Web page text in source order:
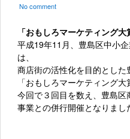
No comment
「おもしろマーケティング
平成19年11月、豊島区中小
は、
商店街の活性化を目的とし
「おもしろマーケティング
今回で３回目を数え、豊島
事業との併行開催となりまし